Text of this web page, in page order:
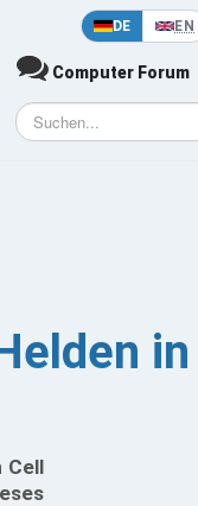
DE EN
Computer Forum
in
Cell